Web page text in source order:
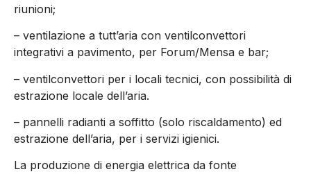
riunioni;
– ventilazione a tutt’aria con ventilconvettori
integrativi a pavimento, per Forum/Mensa e bar;
– ventilconvettori per i locali tecnici, con possibilità di
estrazione locale dell’aria.
– pannelli radianti a soffitto (solo riscaldamento) ed
estrazione dell’aria, per i servizi igienici.
La produzione di energia elettrica da fonte